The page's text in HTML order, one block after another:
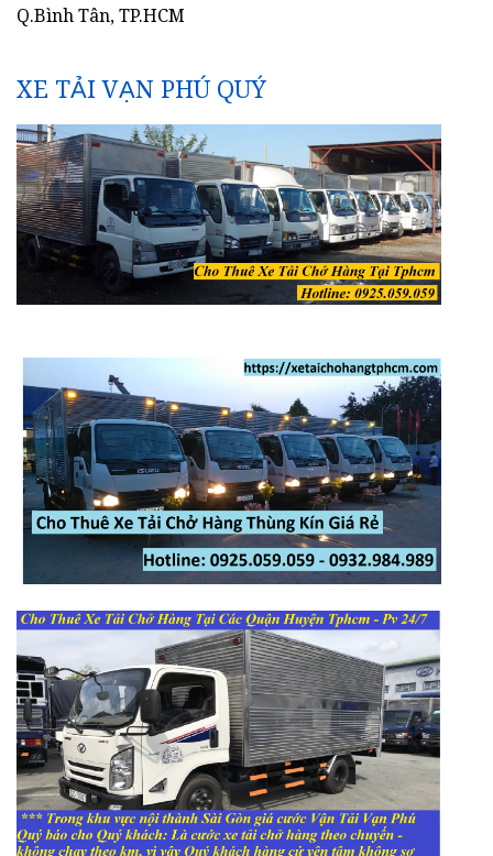
Q.Bình Tân, TP.HCM
XE TẢI VẠN PHÚ QUÝ